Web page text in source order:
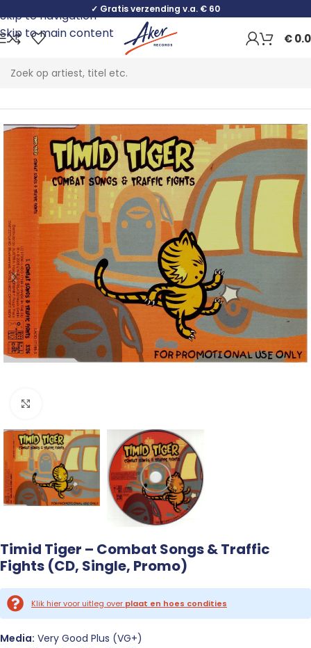
Skip to navigation
Skip to main content
✓ Gratis verzending v.a. € 60
€
Home Rock
Timid Tiger – Combat Songs & Traffic
Fights (CD, Single, Promo)
Klik hier voor uitleg over plaat en hoes condities
Media: Very Good Plus (VG+)